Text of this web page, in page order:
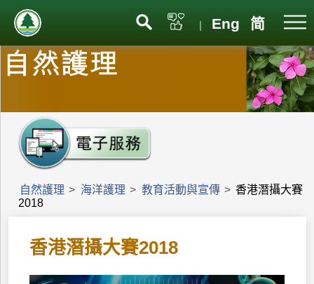
| Eng 简
自然護理 > 海洋護理 > 教育活動與宣傳 > 香港潛攝大賽
2018
香港潛攝大賽2018